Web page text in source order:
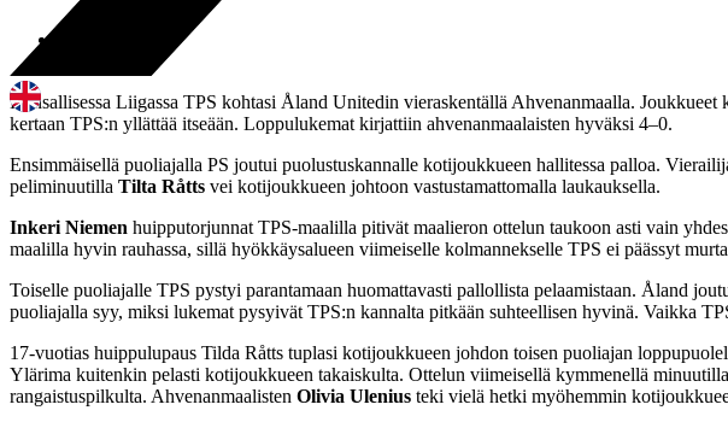
Kansallisessa Liigassa TPS kohtasi Åland Unitedin vieraskentällä Ahvenanmaalla.
kertaan TPS:n yllättää itseään. Loppulukemat kirjattiin ahvenanmaalaisten hyväksi 4–0.
Ensimmäisellä puoliajalla PS joutui puolustuskannalle kotijoukkueen hallitessa palloa.
peliminuutilla Tilta Råtts vei kotijoukkueen johtoon vastustamattomalla laukauksella.
Inkeri Niemen huipputorjunnat TPS-maalilla pitivät maalieron ottelun taukoon asti vain
maalilla hyvin rauhassa, sillä hyökkäysalueen viimeiselle kolmannekselle TPS ei päässyt
Toiselle puoliajalle TPS pystyi parantamaan huomattavasti pallollista pelaamistaan. Åland
puoliajalla syy, miksi lukemat pysyivät TPS:n kannalta pitkään suhteellisen hyvinä. Vaikka
17-vuotias huippulupaus Tilda Råtts tuplasi kotijoukkueen johdon toisen puoliajan
Ylärima kuitenkin pelasti kotijoukkueen takaiskulta. Ottelun viimeisellä kymmenellä
rangaistuspilkulta. Ahvenanmaalisten Olivia Ulenius teki vielä hetki myöhemmin